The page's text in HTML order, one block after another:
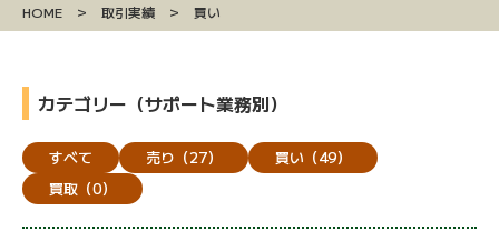
HOME > 取引実績 > 買い
カテゴリー（サポート業務別）
すべて 売り （27） 買い （49）
買取 （0）